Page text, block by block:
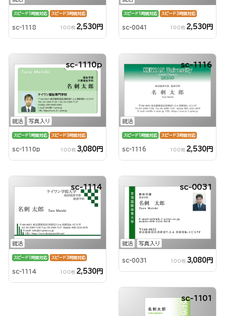
スピード1時間対応 スピード3時間対応
sc-1118 100枚 2,530円
スピード1時間対応 スピード3時間対応
sc-0041 100枚 2,530円
就活 写真入り
sc-1110p
スピード1時間対応 スピード3時間対応
sc-1110p 100枚 3,080円
就活
sc-1116
スピード1時間対応 スピード3時間対応
sc-1116 100枚 2,530円
就活
sc-1114
スピード1時間対応 スピード3時間対応
sc-1114 100枚 2,530円
就活 写真入り
sc-0031
sc-0031 100枚 3,080円
sc-1101